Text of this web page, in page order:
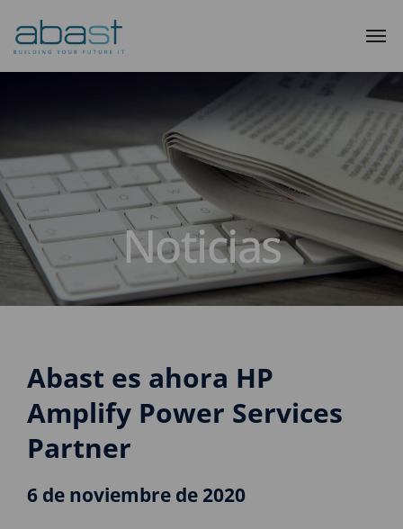
Noticias
Abast es ahora HP
Amplify Power Services
Partner
6 de noviembre de 2020